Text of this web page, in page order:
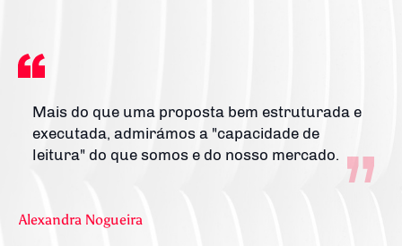
Mais do que uma proposta bem estruturada e
executada, admirámos a "capacidade de
leitura" do que somos e do nosso mercado.
Alexandra Nogueira